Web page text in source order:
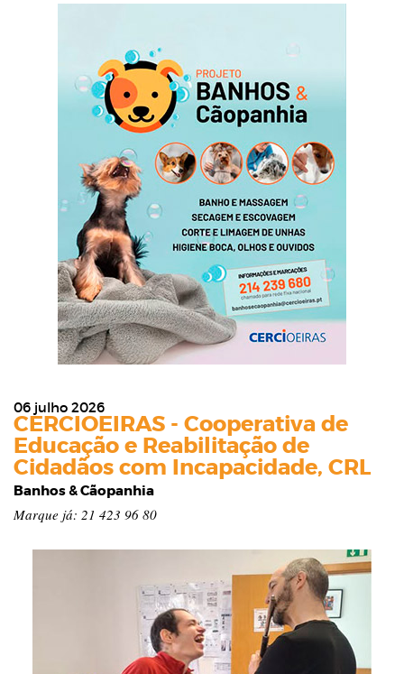
06 julho 2026
CERCIOEIRAS - Cooperativa de
Educação e Reabilitação de
Cidadãos com Incapacidade, CRL
Banhos & Cãopanhia
Marque já: 21 423 96 80